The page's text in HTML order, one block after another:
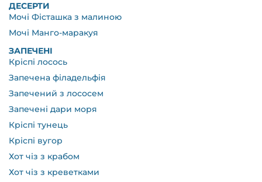
ДЕСЕРТИ
Мочі Фісташка з малиною
Мочі Манго-маракуя
ЗАПЕЧЕНІ
Кріспі лосось
Запечена філадельфія
Запечений з лососем
Запечені дари моря
Кріспі тунець
Кріспі вугор
Хот чіз з крабом
Хот чіз з креветками